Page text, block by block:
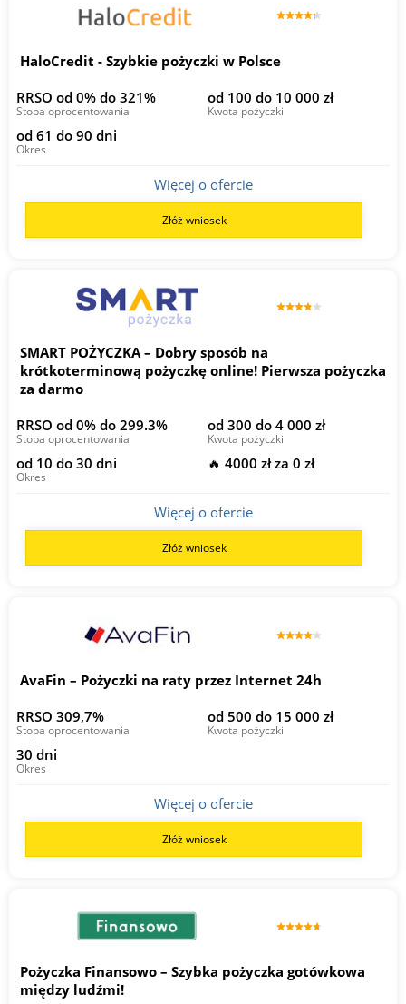
HaloCredit - Szybkie pożyczki w Polsce
RRSO od 0% do 321%
Stopa oprocentowania
od 100 do 10 000 zł
Kwota pożyczki
od 61 do 90 dni
Okres
Więcej o ofercie
Złóż wniosek
SMART POŻYCZKA – Dobry sposób na
krótkoterminową pożyczkę online! Pierwsza pożyczka
za darmo
RRSO od 0% do 299.3%
Stopa oprocentowania
od 300 do 4 000 zł
Kwota pożyczki
od 10 do 30 dni
Okres
🔥 4000 zł za 0 zł
Więcej o ofercie
Złóż wniosek
AvaFin – Pożyczki na raty przez Internet 24h
RRSO 309,7%
Stopa oprocentowania
od 500 do 15 000 zł
Kwota pożyczki
30 dni
Okres
Więcej o ofercie
Złóż wniosek
Pożyczka Finansowo – Szybka pożyczka gotówkowa
między ludźmi!